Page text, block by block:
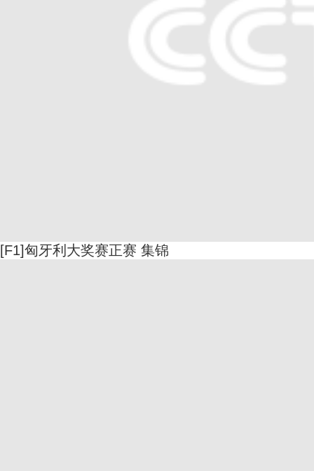
[F1]匈牙利大奖赛正赛 集锦